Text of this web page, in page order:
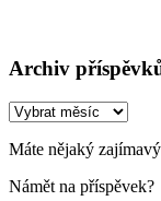
Archiv
Archiv
Máte nějaký
Námět na příspěvek?